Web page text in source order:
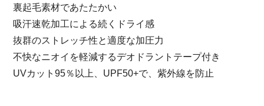
裏起毛素材であたたかい
吸汗速乾加工による続くドライ感
抜群のストレッチ性と適度な加圧力
不快なニオイを軽減するデオドラントテープ付き
UVカット95％以上、UPF50+で、紫外線を防止